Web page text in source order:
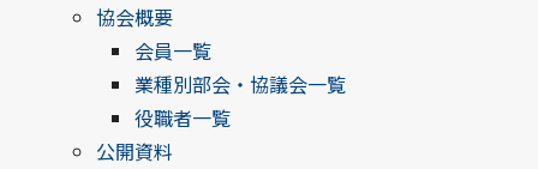
協会概要
会員一覧
業種別部会・協議会一覧
役職者一覧
公開資料